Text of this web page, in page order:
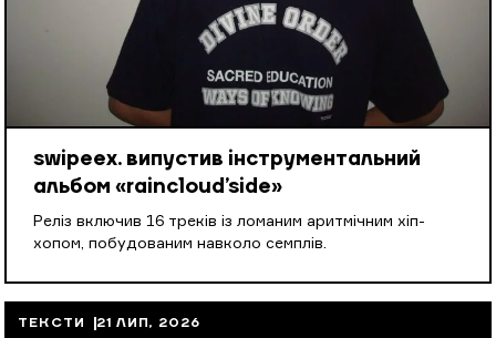
swipeex. випустив інструментальний
альбом «raincloud’side»
Реліз включив 16 треків із ломаним аритмічним хіп-
хопом, побудованим навколо семплів.
ТЕКСТИ 21 ЛИП, 2026